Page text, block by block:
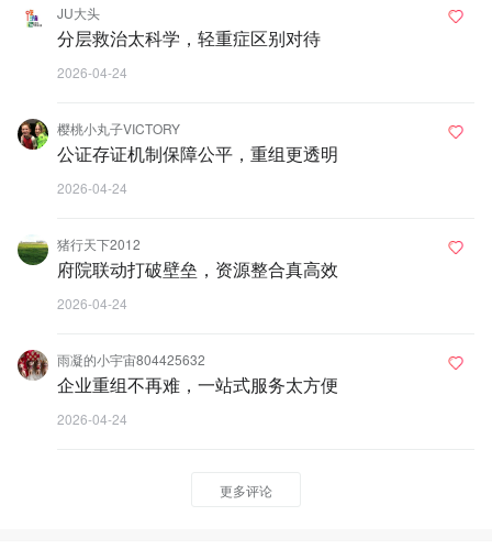
JU大头
分层救治太科学，轻重症区别对待
2026-04-24
樱桃小丸子VICTORY
公证存证机制保障公平，重组更透明
2026-04-24
猪行天下2012
府院联动打破壁垒，资源整合真高效
2026-04-24
雨凝的小宇宙804425632
企业重组不再难，一站式服务太方便
2026-04-24
更多评论